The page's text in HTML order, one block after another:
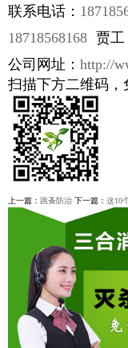
联系电话：
18718568168 贾工
公司网址： http://
扫描下方二维码，
上一篇： 跳蚤防治 下一篇： 这10